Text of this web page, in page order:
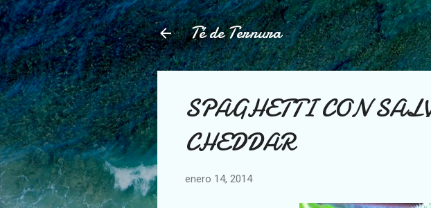
Ir
Té de Ternura
SPAGHETTI CON
CHEDDAR
enero 14, 2014